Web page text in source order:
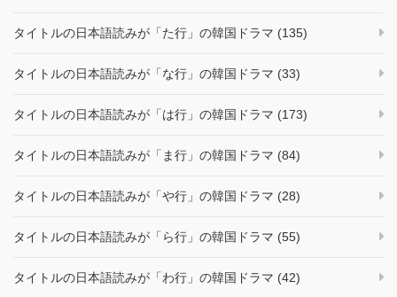
タイトルの日本語読みが「た行」の韓国ドラマ (135)
タイトルの日本語読みが「な行」の韓国ドラマ (33)
タイトルの日本語読みが「は行」の韓国ドラマ (173)
タイトルの日本語読みが「ま行」の韓国ドラマ (84)
タイトルの日本語読みが「や行」の韓国ドラマ (28)
タイトルの日本語読みが「ら行」の韓国ドラマ (55)
タイトルの日本語読みが「わ行」の韓国ドラマ (42)